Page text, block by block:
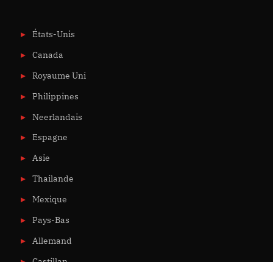
États-Unis
Canada
Royaume Uni
Philippines
Neerlandais
Espagne
Asie
Thailande
Mexique
Pays-Bas
Allemand